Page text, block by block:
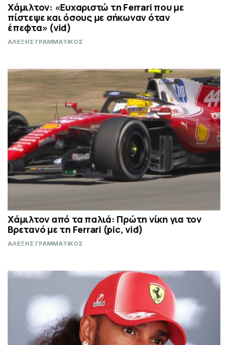
Χάμιλτον: «Ευχαριστώ τη Ferrari που με
πίστεψε και όσους με σήκωναν όταν
έπεφτα» (vid)
ΑΛΕΞΗΣ ΓΡΑΜΜΑΤΙΚΟΣ
Χάμιλτον από τα παλιά: Πρώτη νίκη για τον
Βρετανό με τη Ferrari (pic, vid)
ΑΛΕΞΗΣ ΓΡΑΜΜΑΤΙΚΟΣ